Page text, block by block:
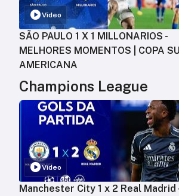
Vídeo
SÃO PAULO 1 X 1 MILLONARIOS -
MELHORES MOMENTOS | COPA
AMERICANA
Champions League
Vídeo
Manchester City 1 x 2 Real Madrid